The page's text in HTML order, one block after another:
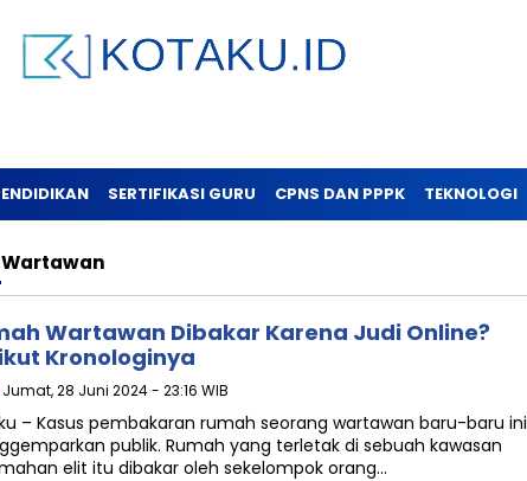
SERTIFIKASI GURU CPNS DAN PPPK TEKNOLOGI
Wartawan
Wartawan Dibakar Karena Judi Online?
Kronologinya
Jumat, 28 Juni 2024 - 23:16 WIB
– Kasus pembakaran rumah seorang wartawan baru-baru ini
publik. Rumah yang terletak di sebuah kawasan
elit itu dibakar oleh sekelompok orang…